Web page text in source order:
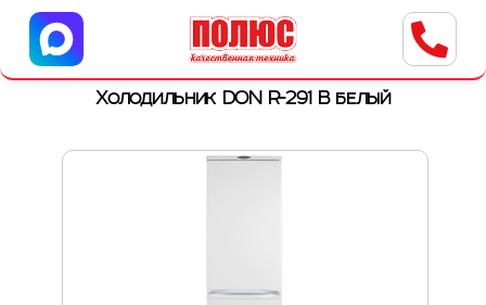
Центр бытовой техники
г. Ульяновск, ул. Пушкарева, 8a
Холодильник DON R-291 B белый